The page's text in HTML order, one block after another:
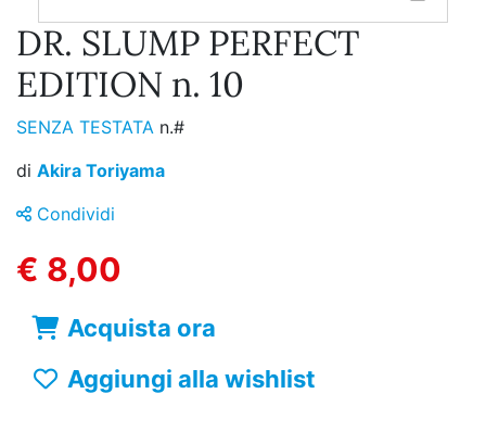
DR. SLUMP PERFECT
EDITION n. 10
SENZA TESTATA n.#
di Akira Toriyama
Condividi
€ 8,00
Acquista ora
Aggiungi alla wishlist